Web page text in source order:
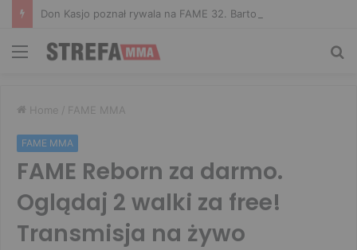
Menu
Home / FAME MMA
FAME MMA
FAME Reborn za darmo.
Oglądaj 2 walki za free!
Transmisja na żywo